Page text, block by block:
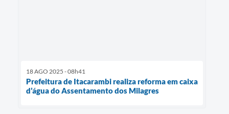
18 AGO 2025 - 08h41
Prefeitura de Itacarambi realiza reforma em caixa
d’água do Assentamento dos Milagres